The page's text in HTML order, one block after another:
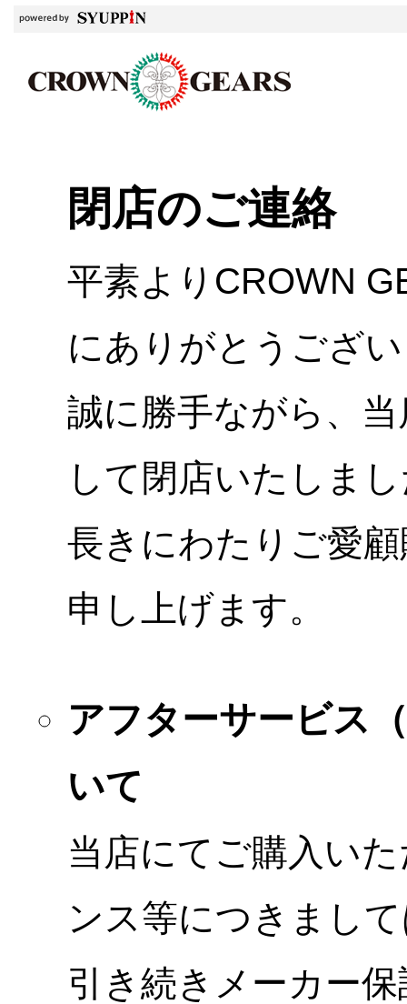
閉店のご連絡
平素よりCROWN
にありがとうござ
誠に勝手ながら、
して閉店いたしま
長きにわたりご愛
申し上げます。
アフターサービス
いて
当店にてご購入い
ンス等につきまし
引き続きメーカー